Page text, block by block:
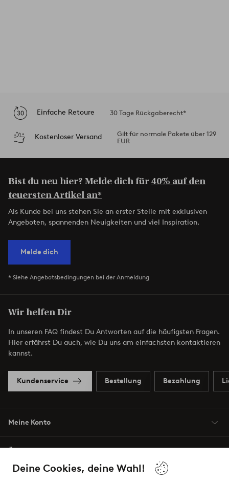
Deine Cookies, deine Wahl!
Einfache Retoure 30 Tage Rückgaberecht*
Kostenloser Versand
Gilt für normale Pakete über 129
EUR
Bist du neu hier? Melde dich für40% auf den
teuersten Artikel an*
Als Kunde bei uns stehen Sie an erster Stelle mit exklusiven
Angeboten, spannenden Neuigkeiten und viel Inspiration.
Melde dich
* Siehe Angebotsbedingungen bei der Anmeldung
Wir helfen Dir
In unseren FAQ findest Du Antworten auf die häufigsten Fragen.
Hier erfährst Du auch, wie Du uns am einfachsten kontaktieren
kannst.
Kundenservice Bestellung Bezahlung
Meine Konto